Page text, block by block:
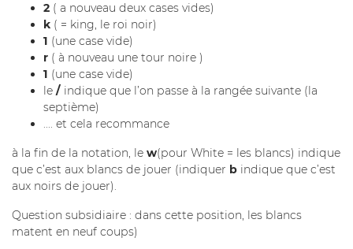
2 ( a nouveau deux cases vides)
k ( = king, le roi noir)
1 (une case vide)
r ( à nouveau une tour noire )
1 (une case vide)
le / indique que l’on passe à la rangée suivante (la
septième)
.... et cela recommance
à la fin de la notation, le w(pour White = les blancs) indique
que c’est aux blancs de jouer (indiquer b indique que c’est
aux noirs de jouer).
Question subsidiaire : dans cette position, les blancs
matent en neuf coups)